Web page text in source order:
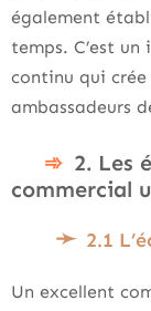
également
temps. C’est
continu qui
ambassadeurs
2. Les
commercial
2.1
Un excellent